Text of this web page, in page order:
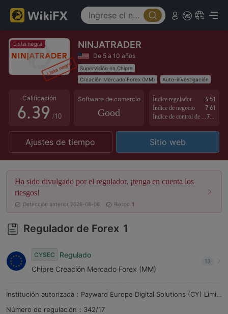
Lista negra NINJATRADER
De 5 a 10 años
Supervisión en Chipre
Creación Mercado Forex (MM)
Auto-investigación
Calificación
1
2
3
4
5
6
7
8
9
.
0
1
2
3
4
5
6
7
8
9
4
5
6
7
8
9 /10
Software de comercio
Good
Índice regulador
4.51
Índice de negocio
7.61
Ajustes de tiempo Sitio web
Ha sido divulgado por el regulador, ¡tenga en cuenta los
riesgos!
Detección anterior 2026-08-06 Riesgo 1
Regulador de Forex 1
CYSEC
Regulado
Chipre Creación Mercado Forex (MM)
18
Institución autorizada：Payward Europe Digital Solutions (CY) Limited
Número de regulación：342/17